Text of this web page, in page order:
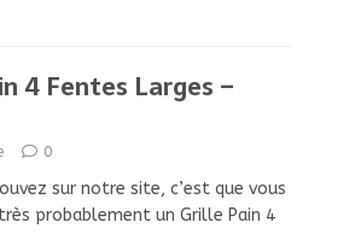
4 Fentes Larges –
0
sur notre site, c’est que vous
probablement un Grille Pain 4